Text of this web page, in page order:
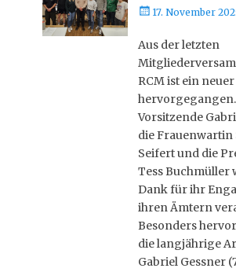
Posted
17. November
Aus der letzten
RCM ist ein
hervorgegangen.
Vorsitzende
die Frauenwartin
Seifert und die
Tess Buchmüller
Dank für ihr
ihren Ämtern
Besonders
die langjährige
Gabriel Gessner